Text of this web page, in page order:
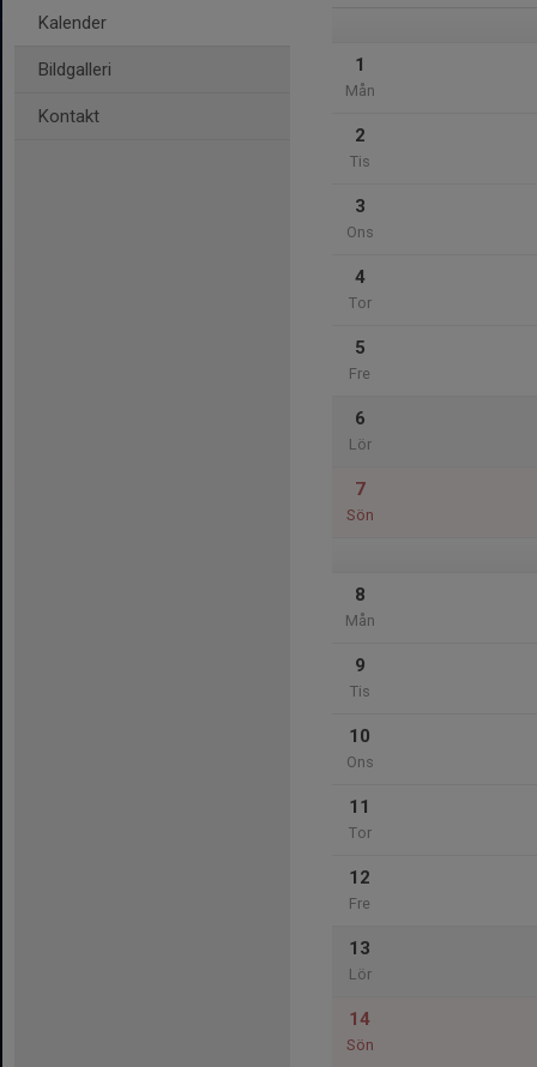
Kalender
Bildgalleri
Kontakt
1
Mån
2
Tis
3
Ons
4
Tor
5
Fre
6
Lör
7
Sön
8
Mån
9
Tis
10
Ons
11
Tor
12
Fre
13
Lör
14
Sön